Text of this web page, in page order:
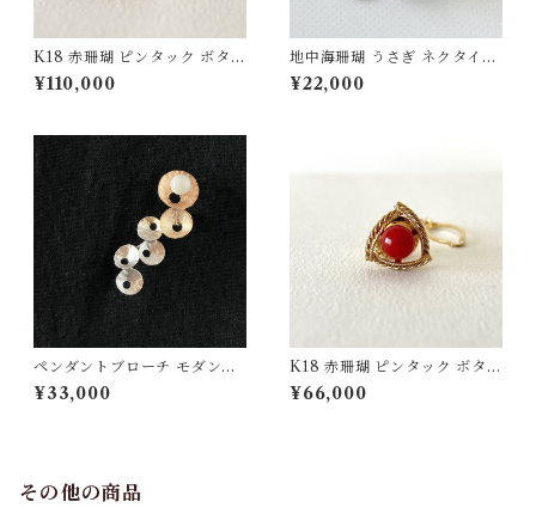
K18 赤珊瑚 ピンタック ボタン
チェーン付 fb-42
¥110,000
地中海珊瑚 うさぎ ネクタイピ
ン SV fb-31
¥22,000
ペンダントブローチ モダンモ
チーフ【ピンクゴールド】白
珊瑚 SV
¥33,000
K18 赤珊瑚 ピンタック ボタン
チェーン付 fb-43
¥66,000
その他の商品